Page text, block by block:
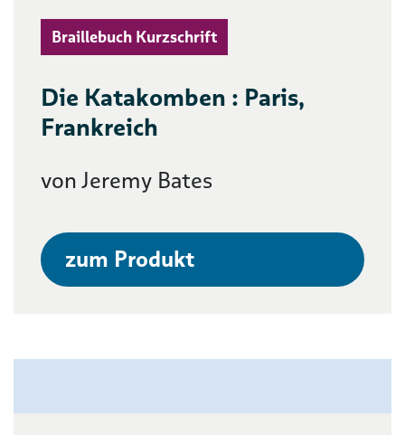
Braillebuch Kurzschrift
Die Katakomben : Paris,
Frankreich
von Jeremy Bates
zum Produkt